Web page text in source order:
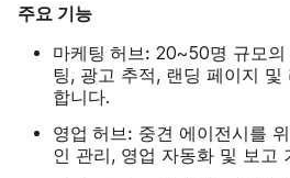
주요 기능
마케팅 허브: 20~50명 규모의
팅, 광고 추적, 랜딩 페이지
합니다.
영업 허브: 중견 에이전시를
인 관리, 영업 자동화 및 보고